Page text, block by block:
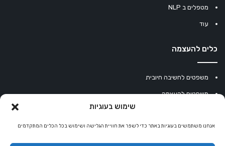
שימוש בעוגיות
אנחנו משתמשים בעוגיות באתר כדי לשפר את חוויית הגלישה ושימוש בכל הכלים המתקדמים
מטפלים ב NLP
עוד
כלים להעצמה
משפטים לחשיבה חיובית
משפטים להעצמה
מחשבון נומרולוגיה
קריסטלים למזלות